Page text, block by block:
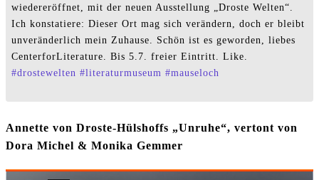
wiedereröffnet, mit der neuen Ausstellung „Droste Welten“.
Ich konstatiere: Dieser Ort mag sich verändern, doch er bleibt
unveränderlich mein Zuhause. Schön ist es geworden, liebes
CenterforLiterature. Bis 5.7. freier Eintritt. Like.
#drostewelten #literaturmuseum #mauseloch
Annette von Droste-Hülshoffs „Unruhe“, vertont von
Dora Michel & Monika Gemmer